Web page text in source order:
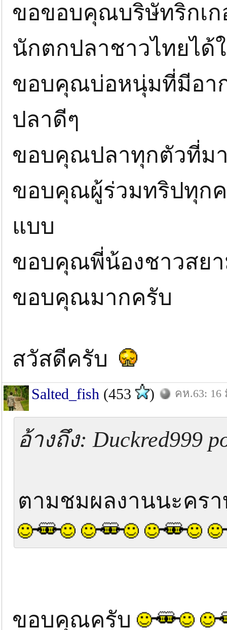
ขอขอบคุณบริษัทริกเก
นักตกปลาชาวไทยได้
ขอบคุณบ่อหนุ่มที่มีอา
ปลาดีๆ
ขอบคุณปลาทุกตัวที่มา
ขอบคุณผู้ร่วมทริปทุก
แบบ
ขอบคุณพี่น้องชาวสย
ขอบคุณมากครับ
สวัสดีครับ
Salted_fish (453 ) คห.63: 16
อ้างถึง: Duckred999
ตามชมผลงานนะคร
ขอบคุณครับ